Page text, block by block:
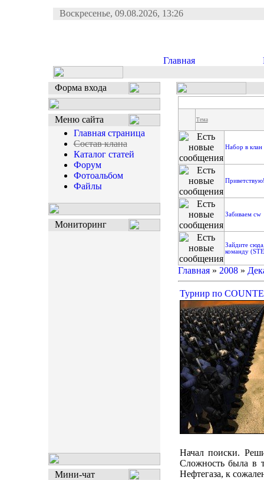
Воскресенье, 09.08.2026, 13:26
Главная
Форма входа
Меню сайта
Главная страница
Состав клана
Каталог статей
Форум
Фотоальбом
Файлы
Мониторинг
Мини-чат
Тема
Набор в клан
Забиваем cw
Зайдите
команду
Главная» 2008 »
Турнир по
Начал поиски.
Сложность была в
Нефтегаза, к